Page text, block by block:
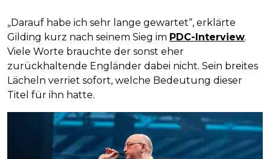
„Darauf habe ich sehr lange gewartet“, erklärte
Gilding kurz nach seinem Sieg im PDC-Interview.
Viele Worte brauchte der sonst eher
zurückhaltende Engländer dabei nicht. Sein breites
Lächeln verriet sofort, welche Bedeutung dieser
Titel für ihn hatte.